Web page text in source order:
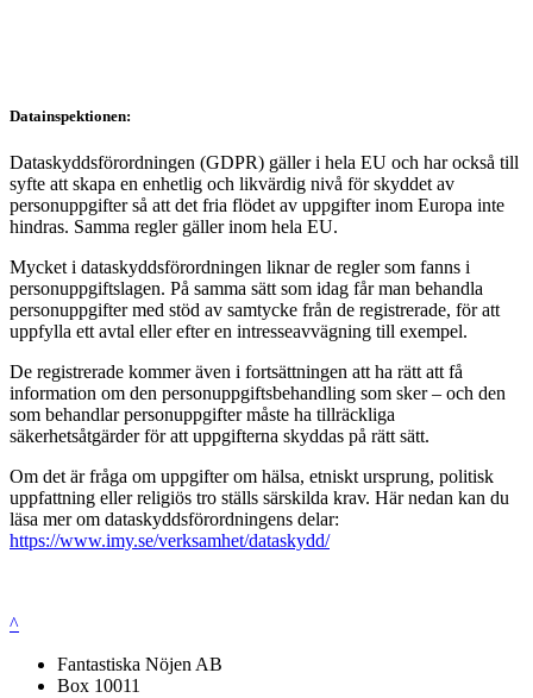
Datainspektionen:
Dataskyddsförordningen (GDPR) gäller i hela EU och har också till
syfte att skapa en enhetlig och likvärdig nivå för skyddet av
personuppgifter så att det fria flödet av uppgifter inom Europa inte
hindras. Samma regler gäller inom hela EU.
Mycket i dataskyddsförordningen liknar de regler som fanns i
personuppgiftslagen. På samma sätt som idag får man behandla
personuppgifter med stöd av samtycke från de registrerade, för att
uppfylla ett avtal eller efter en intresseavvägning till exempel.
De registrerade kommer även i fortsättningen att ha rätt att få
information om den personuppgiftsbehandling som sker – och den
som behandlar personuppgifter måste ha tillräckliga
säkerhetsåtgärder för att uppgifterna skyddas på rätt sätt.
Om det är fråga om uppgifter om hälsa, etniskt ursprung, politisk
uppfattning eller religiös tro ställs särskilda krav. Här nedan kan du
läsa mer om dataskyddsförordningens delar:
https://www.imy.se/verksamhet/dataskydd/
^
Fantastiska Nöjen AB
Box 10011